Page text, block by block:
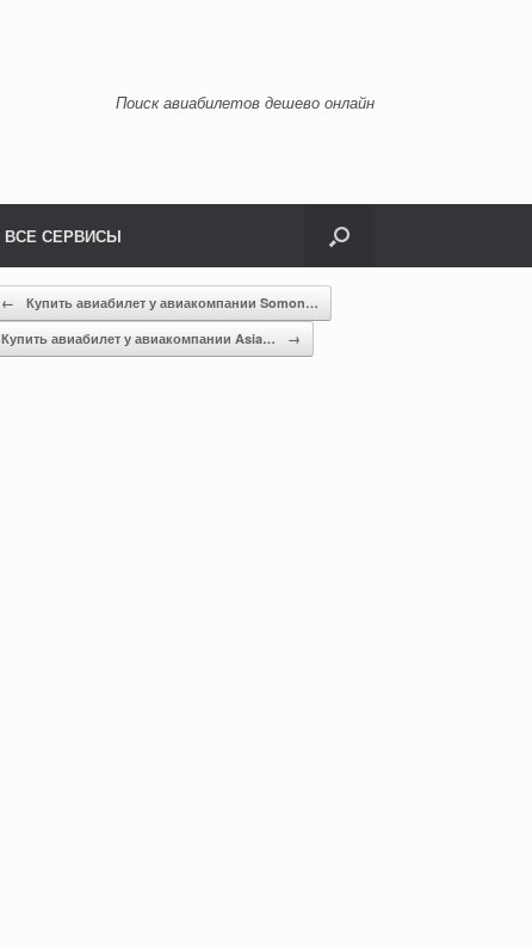
Поиск авиабилетов дешево онлайн
ВСЕ СЕРВИСЫ
←
Купить авиабилет у авиакомпании Somon…
Купить авиабилет у авиакомпании Asia…
→